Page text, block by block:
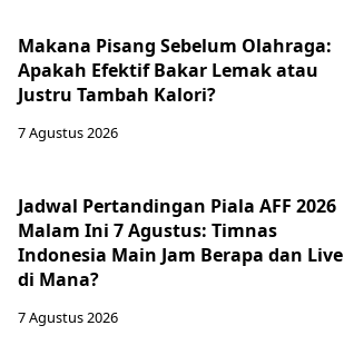
Makana Pisang Sebelum Olahraga:
Apakah Efektif Bakar Lemak atau
Justru Tambah Kalori?
7 Agustus 2026
Jadwal Pertandingan Piala AFF 2026
Malam Ini 7 Agustus: Timnas
Indonesia Main Jam Berapa dan Live
di Mana?
7 Agustus 2026